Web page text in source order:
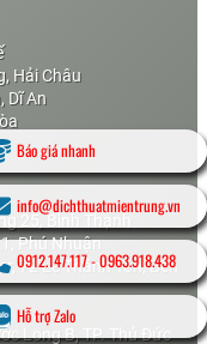
Hải Châu
Dĩ An
25, Bình Thạnh
Phú Nhuận
72 Lê Thánh Tôn, Bến
Long B, TP. Thủ Đức
Báo giá nhanh
info@dichthuatmientrung.vn
0912.147.117-0963.918.438
Hỗ trợ Zalo